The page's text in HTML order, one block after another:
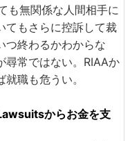
も無関係な人間相手に
てもさらに控訴して裁
つ終わるかわからな
尋常ではない。RIAAか
職も危うい。
からお金を支